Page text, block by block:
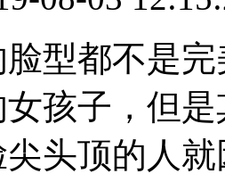
型都不是
孩子，但
头顶的人